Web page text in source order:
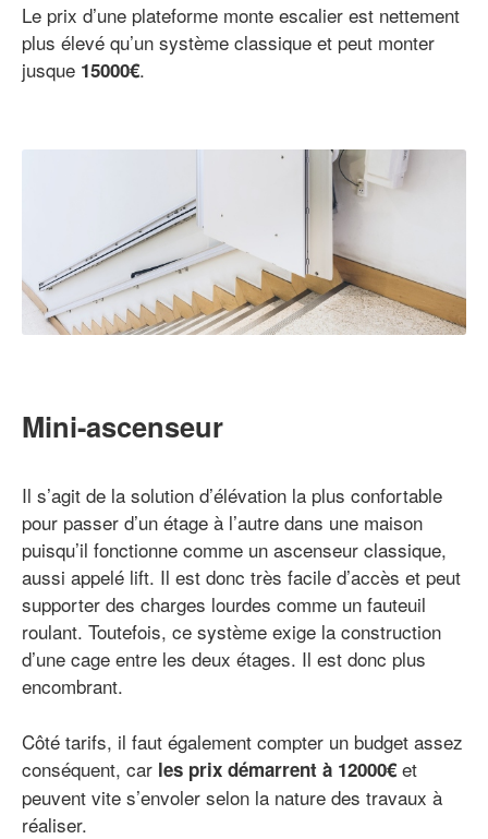
Le prix d’une plateforme monte escalier est nettement
plus élevé qu’un système classique et peut monter
jusque 15000€.
Mini-ascenseur
Il s’agit de la solution d’élévation la plus confortable
pour passer d’un étage à l’autre dans une maison
puisqu’il fonctionne comme un ascenseur classique,
aussi appelé lift. Il est donc très facile d’accès et peut
supporter des charges lourdes comme un fauteuil
roulant. Toutefois, ce système exige la construction
d’une cage entre les deux étages. Il est donc plus
encombrant.
Côté tarifs, il faut également compter un budget assez
conséquent, car les prix démarrent à 12000€ et
peuvent vite s’envoler selon la nature des travaux à
réaliser.